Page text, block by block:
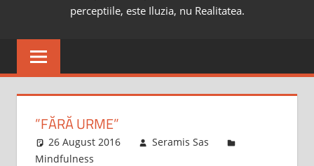
perceptiile, este Iluzia, nu Realitatea.
”FĂRĂ URME”
26 August 2016
Seramis Sas
Mindfulness